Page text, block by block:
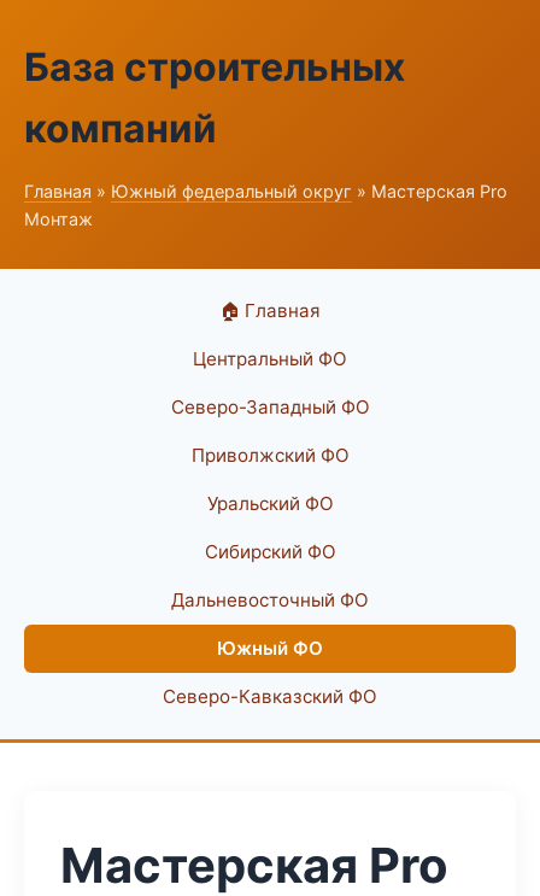
База строительных
компаний
Главная » Южный федеральный округ » Мастерская Pro
Монтаж
🏠 Главная
Центральный ФО
Северо-Западный ФО
Приволжский ФО
Уральский ФО
Сибирский ФО
Дальневосточный ФО
Южный ФО
Северо-Кавказский ФО
Мастерская Pro